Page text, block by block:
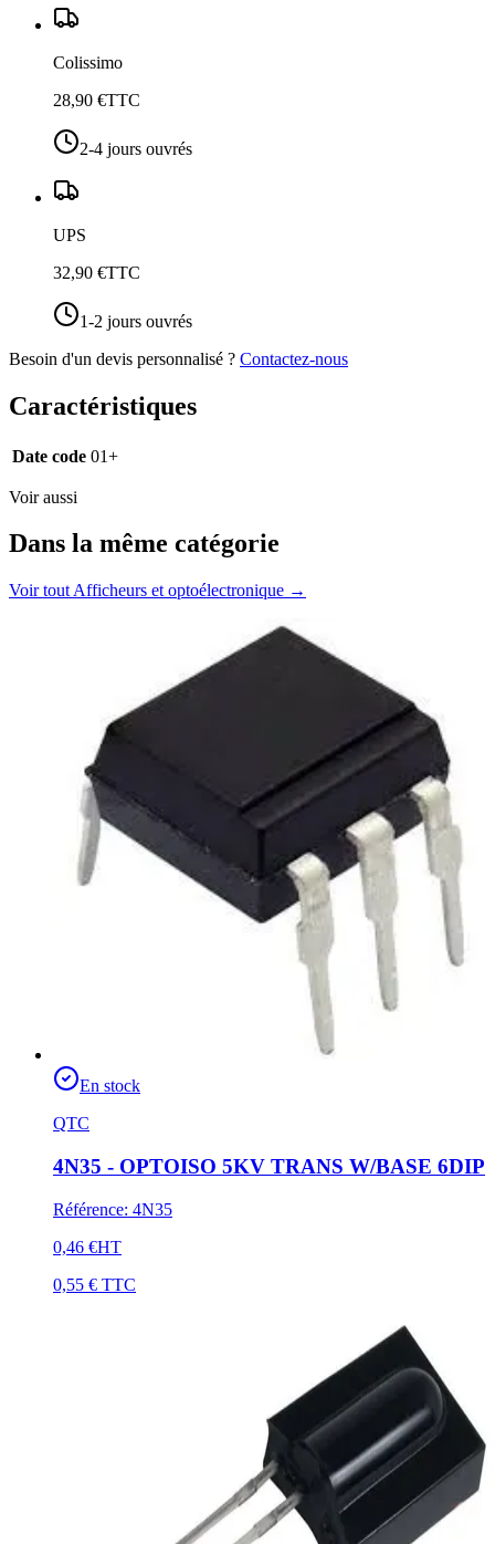
Colissimo
28,90 €TTC
2-4 jours ouvrés
UPS
32,90 €TTC
1-2 jours ouvrés
Besoin d'un devis personnalisé ? Contactez-nous
Caractéristiques
Date code 01+
Voir aussi
Dans la même catégorie
Voir tout Afficheurs et optoélectronique →
En stock
QTC
4N35 - OPTOISO 5KV TRANS W/BASE 6DIP
Référence: 4N35
0,46 €HT
0,55 € TTC